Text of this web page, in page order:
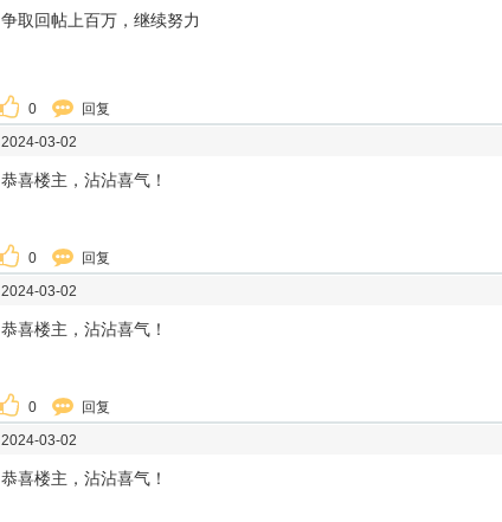
争取回帖上百万，继续努力
0 回复
2024-03-02
恭喜楼主，沾沾喜气！
0 回复
2024-03-02
恭喜楼主，沾沾喜气！
0 回复
2024-03-02
恭喜楼主，沾沾喜气！